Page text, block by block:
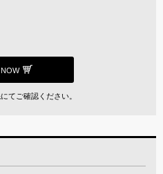
てご確認ください。